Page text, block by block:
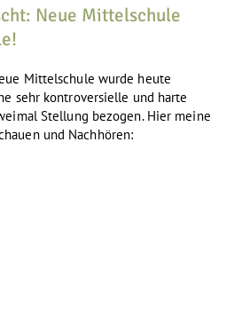
Neue Mittelschule
Mittelschule wurde heute
sehr kontroversielle und harte
Stellung bezogen. Hier meine
und Nachhören: